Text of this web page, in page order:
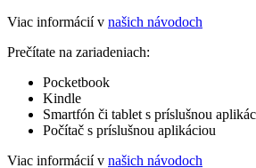
Viac informácií v našich návodoch
Prečítate na zariadeniach:
Pocketbook
Kindle
Smartfón či tablet s príslušnou
Počítač s príslušnou aplikáciou
Viac informácií v našich návodoch